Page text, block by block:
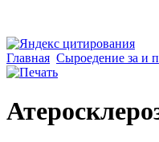
Главная Сыроедение за и